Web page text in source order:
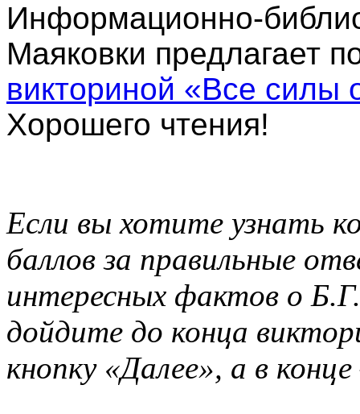
Информационно-
Маяковки предлагает
викториной «Все силы
Хорошего чтения!
Если вы хотите узнать
баллов за правильные
интересных фактов о
дойдите до конца
кнопку «Далее», а в